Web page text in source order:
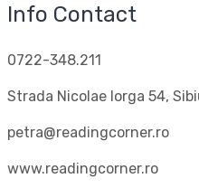
Info Contact
0722-348.211
Strada Nicolae Iorga 54,
petra@readingcorner.ro
www.readingcorner.ro